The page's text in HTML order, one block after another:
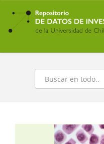
Ir
contenido
principal
Buscar